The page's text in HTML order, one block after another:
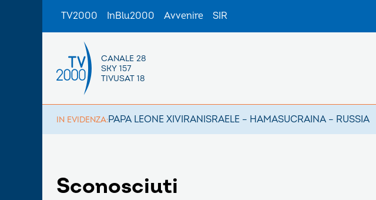
TV2000 InBlu2000 Avvenire SIR
CANALE 28
SKY 157
TIVUSAT 18
IN EVIDENZA:PAPA LEONE XIVIRANISRAELE – HAMASUCRAINA – RUSSIA
Sconosciuti